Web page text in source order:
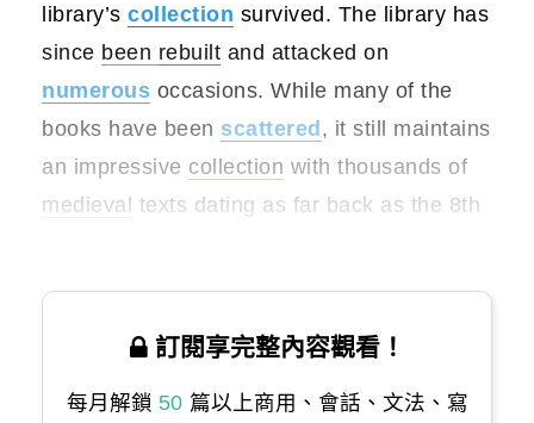
library’s collection survived. The library has
since been rebuilt and attacked on
numerous occasions. While many of the
books have been scattered, it still maintains
an impressive collection with thousands of
medieval texts dating as far back as the 8th
訂閱享完整內容觀看！
每月解鎖 50 篇以上商用、會話、文法、寫